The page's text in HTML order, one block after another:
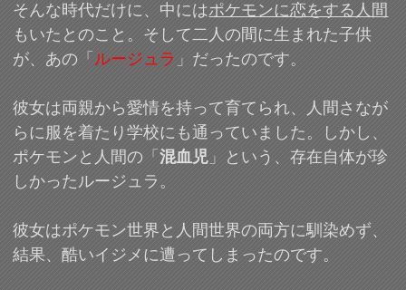
そんな時代だけに、中にはポケモンに恋をする人間
もいたとのこと。そして二人の間に生まれた子供
が、あの「 ルージュラ 」だったのです。
彼女は両親から愛情を持って育てられ、人間さなが
らに服を着たり学校にも通っていました。しかし、
ポケモンと人間の「混血児 」という、存在自体が珍
しかったルージュラ。
彼女はポケモン世界と人間世界の両方に馴染めず、
結果、酷いイジメに遭ってしまったのです。